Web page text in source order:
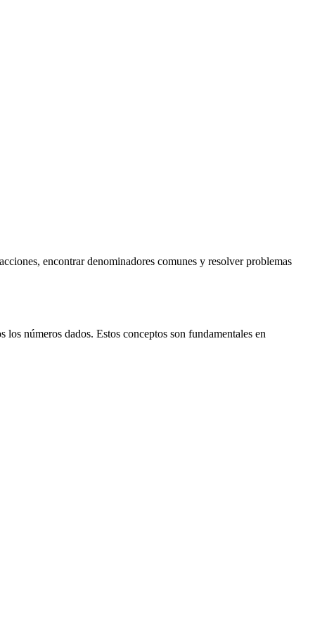
encontrar denominadores comunes y resolver problemas
números dados. Estos conceptos son fundamentales en